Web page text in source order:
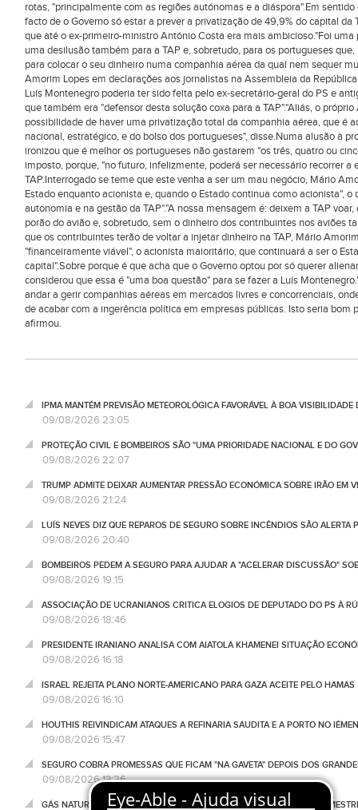
rotas, "principalmente com as regiões autónomas e a diáspora".Em
facto de o Governo só estar a prever a privatização de 49,9% do capital
que até o ex-primeiro-ministro António Costa era mais ambicioso."Foi
uma desilusão também para a TAP e, sobretudo, para os portugueses
para colocar o seu dinheiro numa companhia aérea da qual nem sequer
Amorim Lopes em declarações aos jornalistas na Assembleia da
Luís Montenegro poderia ter sido feita pelo ex-secretário-geral do PS e
que também era "defensor desta solução coxa para a TAP"."Aliás, o
possibilidade de haver uma privatização total da companhia aérea, que é
nacional, estratégico, e do bolso dos portugueses", disse.Numa alusão à
ironizou que é melhor os portugueses não gastarem "os três, quatro ou
imposto, porque, "no futuro, infelizmente, poderá ser necessário recorrer
TAP.Interrogado se teme que este venha a ser um mau negócio, Mário
Estado enquanto acionista e, quando o Estado continua como acionista",
autonomia e na gestão da TAP"."A nossa mensagem é: deixem a TAP
porão do avião e, sobretudo, sem o dinheiro dos contribuintes nos aviões
que os contribuintes terão de voltar a injetar dinheiro na TAP, Mário
"financeiramente viável", o acionista maioritário, que continuará a ser o
capital".Sobre porque é que acha que o Governo optou por só querer
considerou que essa é "uma boa questão" para se fazer a Luís
andar a gerir companhias aéreas em mercados livres e concorrenciais,
de acabar com a ingerência política em empresas públicas. Isto seria bom
afirmou.
IPMA MANTÉM PREVISÃO METEOROLÓGICA FAVORÁVEL À BOA VISIBILIDADE
09/08/2026 23:05
PROTEÇÃO CIVIL E BOMBEIROS SÃO "UMA PRIORIDADE NACIONAL E DO
09/08/2026 22:07
TRUMP ADMITE DEIXAR AUMENTAR PRESSÃO ECONÓMICA SOBRE IRÃO EM
09/08/2026 21:24
LUÍS NEVES DIZ QUE REPAROS DE SEGURO SOBRE INCÊNDIOS SÃO ALERTA
09/08/2026 20:40
BOMBEIROS PEDEM A SEGURO PARA AJUDAR A "ACELERAR DISCUSSÃO"
09/08/2026 19:15
ASSOCIAÇÃO DE UCRANIANOS CRITICA ELOGIOS DE DEPUTADO DO PS À
09/08/2026 18:46
PRESIDENTE IRANIANO ANALISA COM AIATOLA KHAMENEI SITUAÇÃO
09/08/2026 16:18
ISRAEL REJEITA PLANO NORTE-AMERICANO PARA GAZA ACEITE PELO HAMAS
09/08/2026 16:10
HOUTHIS REIVINDICAM ATAQUES A REFINARIA SAUDITA E A PORTO NO IÉMEN
09/08/2026 15:47
SEGURO COBRA PROMESSAS QUE FICAM "NA GAVETA" DEPOIS DOS
09/08/2026 13:26
GÁS NATURAL DE CHIPRE IRÁ ABASTECER A EUROPA NO PRIMEIRO